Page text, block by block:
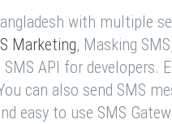
with multiple
Marketing, Masking
API for developers.
can also send SMS
easy to use SMS